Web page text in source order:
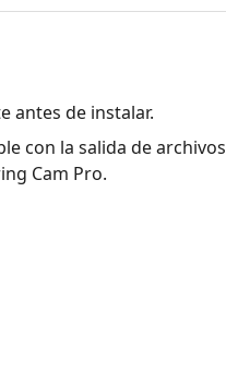
antes de instalar.
con la salida de archivos
Cam Pro.